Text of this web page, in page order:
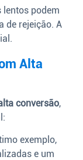
lentos podem
de rejeição. A
Alta
conversão,
exemplo,
e um